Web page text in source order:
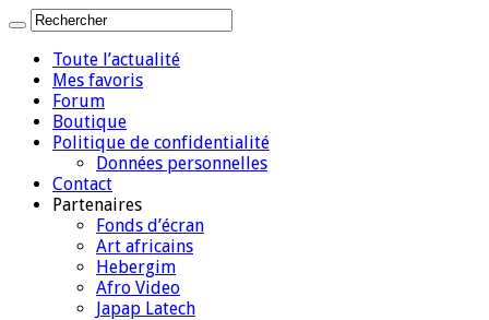
Toute l’actualité
Mes favoris
Forum
Boutique
Politique de confidentialité
Données personnelles
Contact
Partenaires
Fonds d’écran
Art africains
Hebergim
Afro Video
Japap Latech